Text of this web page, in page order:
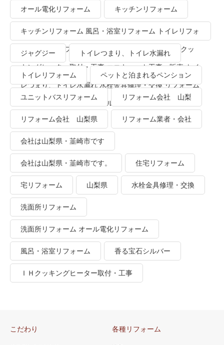
り、トイレ水漏れ
オール電化リフォーム キッチンリフォーム
キッチンリフォーム 風呂・浴室リフォーム トイレリフォ
ーム 洗面所リフォーム オール電化リフォーム ＩＨクッ
キングヒーター取付・工事 エコキュート工事・販売 トイ
レつまり、トイレ水漏れ 水栓金具修理・交換 リフォーム
業者・会社 ＴＯＴＯリモデルクラブ
ジャグジー トイレつまり、トイレ水漏れ
トイレリフォーム ペットと泊まれるペンション
ユニットバスリフォーム リフォーム会社 山梨
リフォーム会社 山梨県 リフォーム業者・会社
会社は山梨県・韮崎市です
会社は山梨県・韮崎市です。 住宅リフォーム
宅リフォーム 山梨県 水栓金具修理・交換
洗面所リフォーム
洗面所リフォーム オール電化リフォーム
風呂・浴室リフォーム 香る宝石シルバー
ＩＨクッキングヒーター取付・工事
こだわり 各種リフォーム